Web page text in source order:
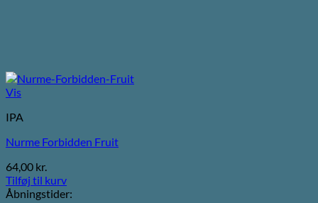
Vis
IPA
Nurme Forbidden Fruit
64,00 kr.
Tilføj til kurv
Åbningstider: